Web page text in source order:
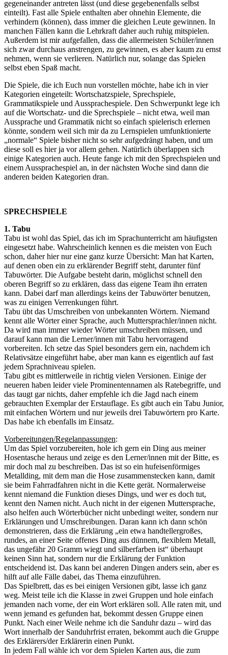
gegeneinander antreten lässt (und diese gegebenenfalls selbst
einteilt). Fast alle Spiele enthalten aber ohnehin Elemente, die
verhindern (können), dass immer die gleichen Leute gewinnen. In
manchen Fällen kann die Lehrkraft daher auch ruhig mitspielen.
Außerdem ist mir aufgefallen, dass die allermeisten Schüler/innen
sich zwar durchaus anstrengen, zu gewinnen, es aber kaum zu ernst
nehmen, wenn sie verlieren. Natürlich nur, solange das Spielen
selbst eben Spaß macht.
Die Spiele, die ich Euch nun vorstellen möchte, habe ich in vier
Kategorien eingeteilt: Wortschatzspiele, Sprechspiele,
Grammatikspiele und Aussprachespiele. Den Schwerpunkt lege ich
auf die Wortschatz- und die Sprechspiele – nicht etwa, weil man
Aussprache und Grammatik nicht so einfach spielerisch erlernen
könnte, sondern weil sich mir da zu Lernspielen umfunktionierte
„normale“ Spiele bisher nicht so sehr aufgedrängt haben, und um
diese soll es hier ja vor allem gehen. Natürlich überlappen sich
einige Kategorien auch. Heute fange ich mit den Sprechspielen und
einem Aussprachespiel an, in der nächsten Woche sind dann die
anderen beiden Kategorien dran.
SPRECHSPIELE
1. Tabu
Tabu ist wohl das Spiel, das ich im Sprachunterricht am häufigsten
eingesetzt habe. Wahrscheinlich kennen es die meisten von Euch
schon, daher hier nur eine ganz kurze Übersicht: Man hat Karten,
auf denen oben ein zu erklärender Begriff steht, darunter fünf
Tabuwörter. Die Aufgabe besteht darin, möglichst schnell den
oberen Begriff so zu erklären, dass das eigene Team ihn erraten
kann. Dabei darf man allerdings keins der Tabuwörter benutzen,
was zu einigen Verrenkungen führt.
Tabu übt das Umschreiben von unbekannten Wörtern. Niemand
kennt alle Wörter einer Sprache, auch Muttersprachler/innen nicht.
Da wird man immer wieder Wörter umschreiben müssen, und
darauf kann man die Lerner/innen mit Tabu hervorragend
vorbereiten. Ich setze das Spiel besonders gern ein, nachdem ich
Relativsätze eingeführt habe, aber man kann es eigentlich auf fast
jedem Sprachniveau spielen.
Tabu gibt es mittlerweile in richtig vielen Versionen. Einige der
neueren haben leider viele Prominentennamen als Ratebegriffe, und
das taugt gar nichts, daher empfehle ich die Jagd nach einem
gebrauchten Exemplar der Erstauflage. Es gibt auch ein Tabu Junior,
mit einfachen Wörtern und nur jeweils drei Tabuwörtern pro Karte.
Das habe ich ebenfalls im Einsatz.
Vorbereitungen/Regelanpassungen:
Um das Spiel vorzubereiten, hole ich gern ein Ding aus meiner
Hosentasche heraus und zeige es den Lerner/innen mit der Bitte, es
mir doch mal zu beschreiben. Das ist so ein hufeisenförmiges
Metallding, mit dem man die Hose zusammenstecken kann, damit
sie beim Fahrradfahren nicht in die Kette gerät. Normalerweise
kennt niemand die Funktion dieses Dings, und wer es doch tut,
kennt den Namen nicht. Auch nicht in der eigenen Muttersprache,
also helfen auch Wörterbücher nicht unbedingt weiter, sondern nur
Erklärungen und Umschreibungen. Daran kann ich dann schön
demonstrieren, dass die Erklärung „ein etwa handtellergroßes,
rundes, an einer Seite offenes Ding aus dünnem, flexiblem Metall,
das ungefähr 20 Gramm wiegt und silberfarben ist“ überhaupt
keinen Sinn hat, sondern nur die Erklärung der Funktion
entscheidend ist. Das kann bei anderen Dingen anders sein, aber es
hilft auf alle Fälle dabei, das Thema einzuführen.
Das Spielbrett, das es bei einigen Versionen gibt, lasse ich ganz
weg. Meist teile ich die Klasse in zwei Gruppen und hole einfach
jemanden nach vorne, der ein Wort erklären soll. Alle raten mit, und
wenn jemand es gefunden hat, bekommt dessen Gruppe einen
Punkt. Nach einer Weile nehme ich die Sanduhr dazu – wird das
Wort innerhalb der Sanduhrfrist erraten, bekommt auch die Gruppe
des Erklärers/der Erklärerin einen Punkt.
In jedem Fall wähle ich vor dem Spielen Karten aus, die zum